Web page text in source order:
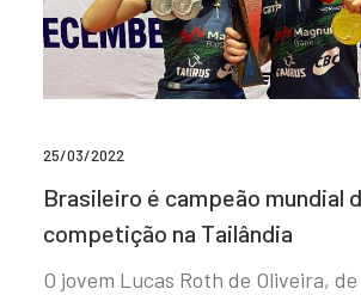
25/03/2022
Brasileiro é campeão mundial
competição na Tailândia
O jovem Lucas Roth de Oliveira,